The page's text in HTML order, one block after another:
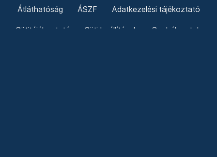
Átláthatóság ÁSZF Adatkezelési tájékoztató
Sütitájékoztató Süti beállítások Szabályzatok